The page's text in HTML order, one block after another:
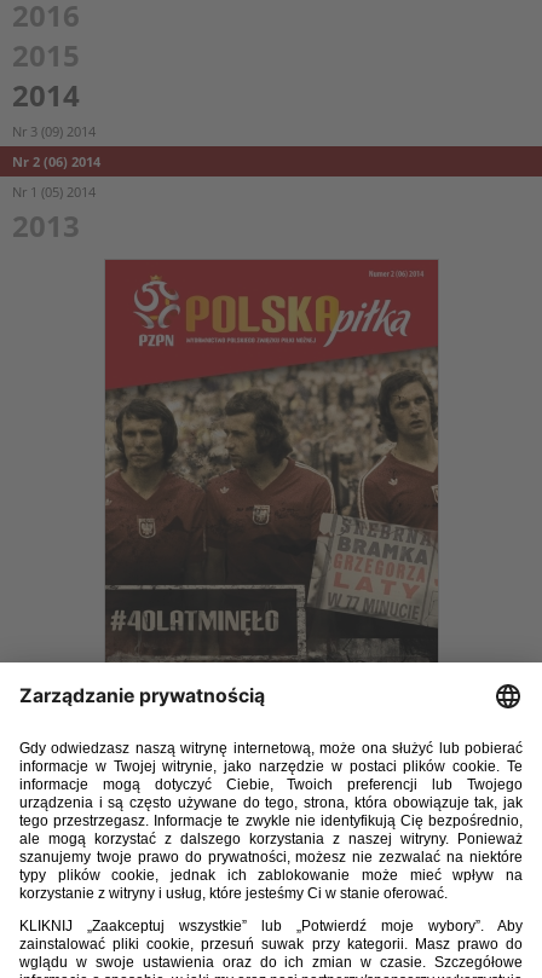
2016
2015
2014
Nr 3 (09) 2014
Nr 2 (06) 2014
Nr 1 (05) 2014
2013
Do pobrania jest już najnowsze wydanie "Polskiej Piłki". Tym razem
temat numeru to mistrzostwa świata 1974 i wielki sukces drużyny
trenera Kazimierza Górskiego. Właśnie mija dokładnie 40 lat od
wywalczenia przez reprezentację Polski trzeciego miejsca na mundialu
w RFN. My zastanawiamy się, co się stało z tamtą klasą? Specjalnie dla
nas komentarzy udzielili m.in. Andrzej Szarmach i Maryla Rodowicz.
W drugim tegorocznym numerze zapraszamy również na wyprawy